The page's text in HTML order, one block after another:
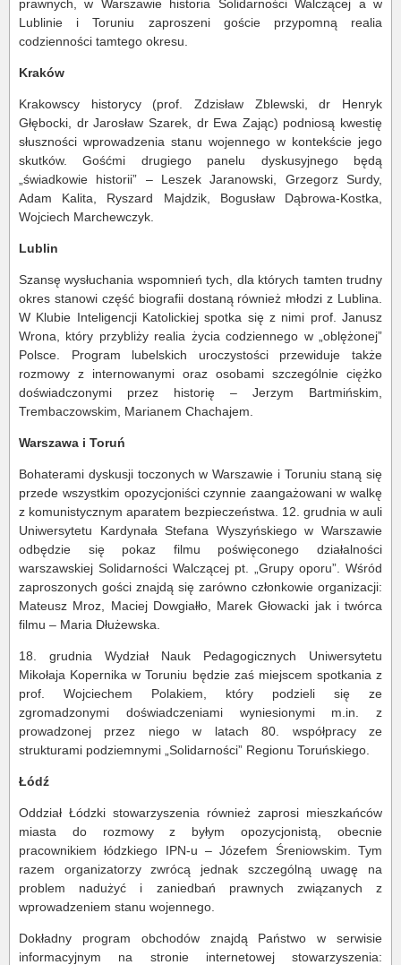
prawnych, w Warszawie historia Solidarności Walczącej a w
Lublinie i Toruniu zaproszeni goście przypomną realia
codzienności tamtego okresu.
Kraków
Krakowscy historycy (prof. Zdzisław Zblewski, dr Henryk
Głębocki, dr Jarosław Szarek, dr Ewa Zając) podniosą kwestię
słuszności wprowadzenia stanu wojennego w kontekście jego
skutków. Gośćmi drugiego panelu dyskusyjnego będą
„świadkowie historii” – Leszek Jaranowski, Grzegorz Surdy,
Adam Kalita, Ryszard Majdzik, Bogusław Dąbrowa-Kostka,
Wojciech Marchewczyk.
Lublin
Szansę wysłuchania wspomnień tych, dla których tamten trudny
okres stanowi część biografii dostaną również młodzi z Lublina.
W Klubie Inteligencji Katolickiej spotka się z nimi prof. Janusz
Wrona, który przybliży realia życia codziennego w „oblężonej”
Polsce. Program lubelskich uroczystości przewiduje także
rozmowy z internowanymi oraz osobami szczególnie ciężko
doświadczonymi przez historię – Jerzym Bartmińskim,
Trembaczowskim, Marianem Chachajem.
Warszawa i Toruń
Bohaterami dyskusji toczonych w Warszawie i Toruniu staną się
przede wszystkim opozycjoniści czynnie zaangażowani w walkę
z komunistycznym aparatem bezpieczeństwa. 12. grudnia w auli
Uniwersytetu Kardynała Stefana Wyszyńskiego w Warszawie
odbędzie się pokaz filmu poświęconego działalności
warszawskiej Solidarności Walczącej pt. „Grupy oporu”. Wśród
zaproszonych gości znajdą się zarówno członkowie organizacji:
Mateusz Mroz, Maciej Dowgiałło, Marek Głowacki jak i twórca
filmu – Maria Dłużewska.
18. grudnia Wydział Nauk Pedagogicznych Uniwersytetu
Mikołaja Kopernika w Toruniu będzie zaś miejscem spotkania z
prof. Wojciechem Polakiem, który podzieli się ze
zgromadzonymi doświadczeniami wyniesionymi m.in. z
prowadzonej przez niego w latach 80. współpracy ze
strukturami podziemnymi „Solidarności” Regionu Toruńskiego.
Łódź
Oddział Łódzki stowarzyszenia również zaprosi mieszkańców
miasta do rozmowy z byłym opozycjonistą, obecnie
pracownikiem łódzkiego IPN-u – Józefem Śreniowskim. Tym
razem organizatorzy zwrócą jednak szczególną uwagę na
problem nadużyć i zaniedbań prawnych związanych z
wprowadzeniem stanu wojennego.
Dokładny program obchodów znajdą Państwo w serwisie
informacyjnym na stronie internetowej stowarzyszenia: